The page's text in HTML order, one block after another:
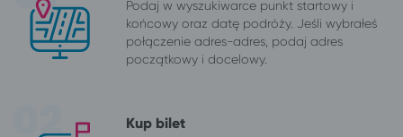
Podaj w wyszukiwarce punkt startowy i
końcowy oraz datę podróży. Jeśli wybrałeś
połączenie adres-adres, podaj adres
początkowy i docelowy.
Kup bilet